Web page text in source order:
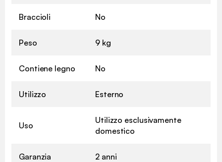
Braccioli No
Peso 9 kg
Contiene legno No
Utilizzo Esterno
Uso
Utilizzo esclusivamente
domestico
Garanzia 2 anni